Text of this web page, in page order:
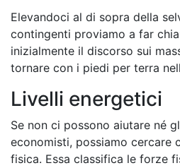
Elevandoci al di sopra della
contingenti proviamo a far
inizialmente il discorso sui
tornare con i piedi per terra
Livelli energetici
Se non ci possono aiutare né
economisti, possiamo cercare
fisica. Essa classifica le forze